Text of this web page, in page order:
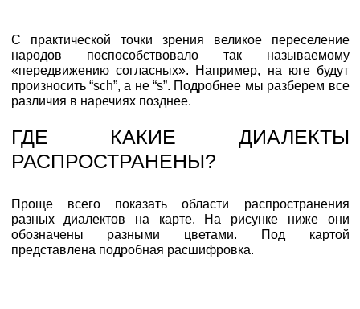
С практической точки зрения великое переселение
народов поспособствовало так называемому
«передвижению согласных». Например, на юге будут
произносить “sch”, а не “s”. Подробнее мы разберем все
различия в наречиях позднее.
ГДЕ КАКИЕ ДИАЛЕКТЫ
РАСПРОСТРАНЕНЫ?
Проще всего показать области распространения
разных диалектов на карте. На рисунке ниже они
обозначены разными цветами. Под картой
представлена подробная расшифровка.